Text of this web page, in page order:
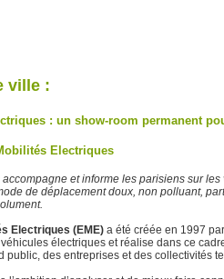
ville :
: un show-room permanent
Electriques
et informe les parisiens sur
de déplacement doux, non polluant,
Electriques (EME) a été créée en 1997
électriques et réalise dans ce
des entreprises et des collectivités